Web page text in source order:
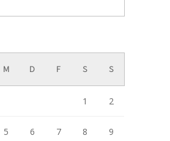
M D F S S
1 2
5 6 7 8 9